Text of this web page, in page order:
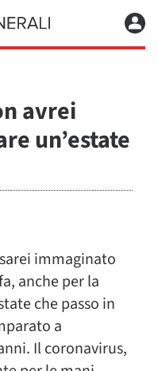
avrei
un’estate
immaginato
anche per la
che passo in
a
Il coronavirus,